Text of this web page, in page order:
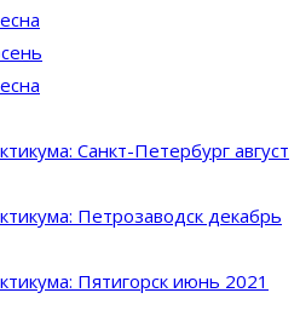
Санкт-Петербург август
Петрозаводск декабрь
Пятигорск июнь 2021